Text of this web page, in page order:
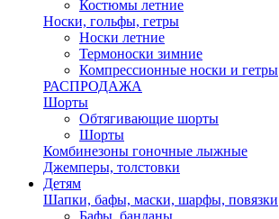
Костюмы летние
Носки, гольфы, гетры
Носки летние
Термоноски зимние
Компрессионные носки и гетры
РАСПРОДАЖА
Шорты
Обтягивающие шорты
Шорты
Комбинезоны гоночные лыжные
Джемперы, толстовки
Детям
Шапки, бафы, маски, шарфы, повязки
Бафы, банданы